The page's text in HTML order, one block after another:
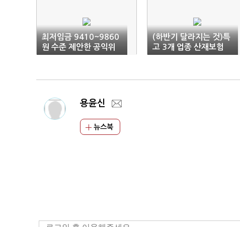
최저임금 9410~9860
원 수준 제안한 공익위
원…1만원 못 넘기나
(하반기 달라지는 것)특
고 3개 업종 산재보험
적용…휴게시설 설치 의
용윤신
뉴스북